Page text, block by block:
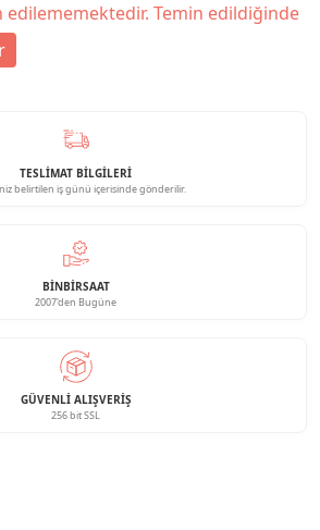
edilememektedir. Temin edildiğinde
TESLİMAT BİLGİLERİ
belirtilen iş günü içerisinde gönderilir.
BINBIRSAAT
2007'den Bugüne
GÜVENLI ALIŞVERIŞ
256 bit SSL